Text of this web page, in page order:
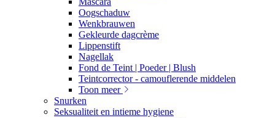
Oogschaduw
Wenkbrauwen
Gekleurde dagcrème
Lippenstift
Nagellak
Fond de Teint | Poeder | Blush
Teintcorrector - camouflerende middelen
Toon meer
Snurken
Seksualiteit en intieme hygiene